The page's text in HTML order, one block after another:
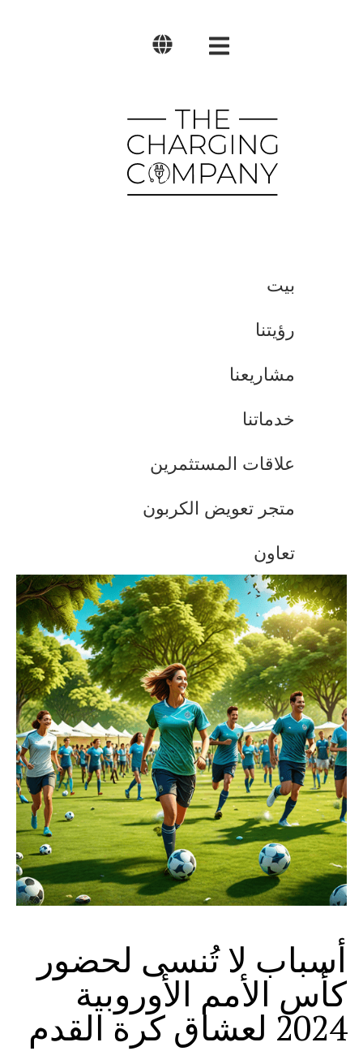
بيت
رؤيتنا
مشاريعنا
خدماتنا
علاقات المستثمرين
متجر تعويض الكربون
تعاون
أسباب لا تُنسى لحضور
كأس الأمم الأوروبية
2024 لعشاق كرة القدم